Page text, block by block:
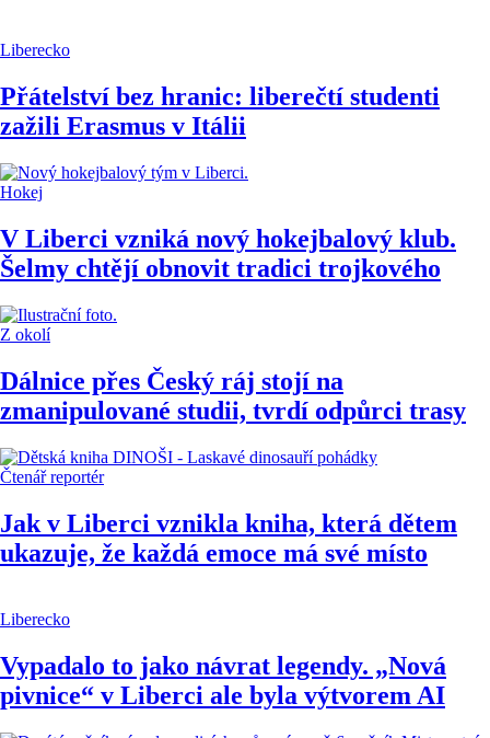
Liberecko
Přátelství bez hranic: liberečtí studenti
zažili Erasmus v Itálii
Hokej
V Liberci vzniká nový hokejbalový klub.
Šelmy chtějí obnovit tradici trojkového
Z okolí
Dálnice přes Český ráj stojí na
zmanipulované studii, tvrdí odpůrci trasy
Čtenář reportér
Jak v Liberci vznikla kniha, která dětem
ukazuje, že každá emoce má své místo
Liberecko
Vypadalo to jako návrat legendy. „Nová
pivnice“ v Liberci ale byla výtvorem AI